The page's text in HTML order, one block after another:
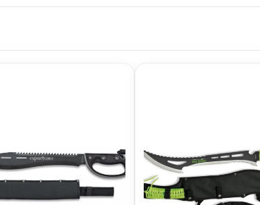
Cada machete está
Los machetes son herramientas
agrícolas, supervivencia, expediciones al aire
la potencia y versatilidad que ofrecen